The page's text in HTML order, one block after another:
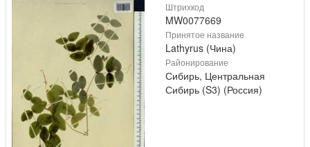
Штрихкод
MW0077669
Принятое название
Lathyrus (Чина)
Районирование
Сибирь, Центральная
Сибирь (S3) (Россия)